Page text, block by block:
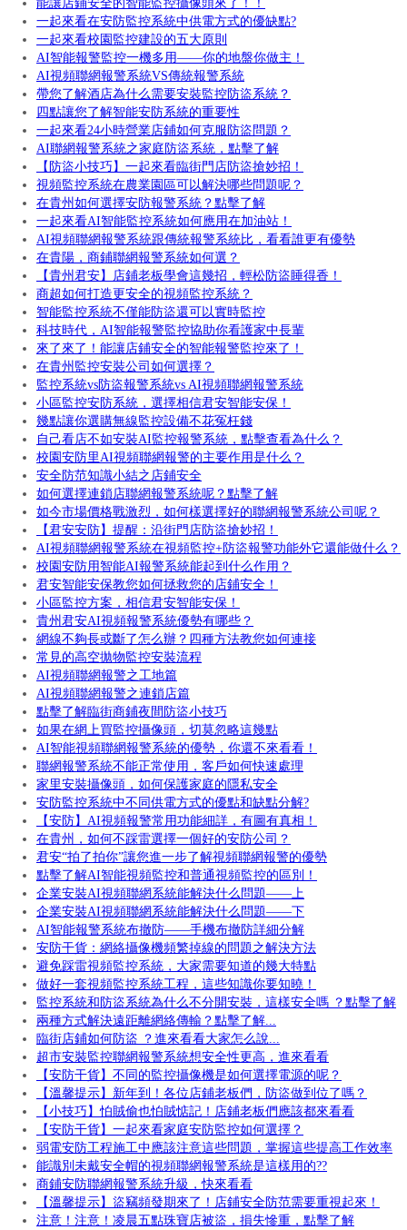
能讓店鋪安全的智能監控攝像頭來了！！
一起來看在安防監控系統中供電方式的優缺點?
一起來看校園監控建設的五大原則
AI智能報警監控一機多用——你的地盤你做主！
AI視頻聯網報警系統VS傳統報警系統
帶您了解酒店為什么需要安裝監控防盜系統？
四點讓您了解智能安防系統的重要性
一起來看24小時營業店鋪如何克服防盜問題？
AI聯網報警系統之家庭防盜系統，點擊了解
【防盜小技巧】一起來看臨街門店防盜搶妙招！
視頻監控系統在農業園區可以解決哪些問題呢？
在貴州如何選擇安防報警系統？點擊了解
一起來看AI智能監控系統如何應用在加油站！
AI視頻聯網報警系統跟傳統報警系統比，看看誰更有優勢
在貴陽，商鋪聯網報警系統如何選？
【貴州君安】店鋪老板學會這幾招，輕松防盜睡得香！
商超如何打造更安全的視頻監控系統？
智能監控系統不僅能防盜還可以實時監控
科技時代，AI智能報警監控協助你看護家中長輩
來了來了！能讓店鋪安全的智能報警監控來了！
在貴州監控安裝公司如何選擇？
監控系統vs防盜報警系統vs AI視頻聯網報警系統
小區監控安防系統，選擇相信君安智能安保！
幾點讓你選購無線監控設備不花冤枉錢
自己看店不如安裝AI監控報警系統，點擊查看為什么？
校園安防里AI視頻聯網報警的主要作用是什么？
安全防范知識小結之店鋪安全
如何選擇連鎖店聯網報警系統呢？點擊了解
如今市場價格戰激烈，如何樣選擇好的聯網報警系統公司呢？
【君安安防】提醒：沿街門店防盜搶妙招！
AI視頻聯網報警系統在視頻監控+防盜報警功能外它還能做什么？
校園安防用智能AI報警系統能起到什么作用？
君安智能安保教您如何拯救您的店鋪安全！
小區監控方案，相信君安智能安保！
貴州君安AI視頻報警系統優勢有哪些？
網線不夠長或斷了怎么辦？四種方法教您如何連接
常見的高空拋物監控安裝流程
AI視頻聯網報警之工地篇
AI視頻聯網報警之連鎖店篇
點擊了解臨街商鋪夜間防盜小技巧
如果在網上買監控攝像頭，切莫忽略這幾點
AI智能視頻聯網報警系統的優勢，你還不來看看！
聯網報警系統不能正常使用，客戶如何快速處理
家里安裝攝像頭，如何保護家庭的隱私安全
安防監控系統中不同供電方式的優點和缺點分解?
【安防】AI視頻報警常用功能細詳，有圖有真相！
在貴州，如何不踩雷選擇一個好的安防公司？
君安“拍了拍你”讓您進一步了解視頻聯網報警的優勢
點擊了解AI智能視頻監控和普通視頻監控的區別！
企業安裝AI視頻聯網系統能解決什么問題——上
企業安裝AI視頻聯網系統能解決什么問題——下
AI智能報警系統布撤防——手機布撤防詳細分解
安防干貨：網絡攝像機頻繁掉線的問題之解決方法
避免踩雷視頻監控系統，大家需要知道的幾大特點
做好一套視頻監控系統工程，這些知識你要知曉！
監控系統和防盜系統為什么不分開安裝，這樣安全嗎 ？點擊了解
兩種方式解決遠距離網絡傳輸？點擊了解...
臨街店鋪如何防盜 ？進來看看大家怎么說...
超市安裝監控聯網報警系統想安全性更高，進來看看
【安防干貨】不同的監控攝像機是如何選擇電源的呢？
【溫馨提示】新年到！各位店鋪老板們，防盜做到位了嗎？
【小技巧】怕賊偷也怕賊惦記！店鋪老板們應該都來看看
【安防干貨】一起來看家庭安防監控如何選擇？
弱電安防工程施工中應該注意這些問題，掌握這些提高工作效率
能識別未戴安全帽的視頻聯網報警系統是這樣用的??
商鋪安防聯網報警系統升級，快來看看
【溫馨提示】盜竊頻發期來了！店鋪安全防范需要重視起來！
注意！注意！凌晨五點珠寶店被盜，損失慘重，點擊了解